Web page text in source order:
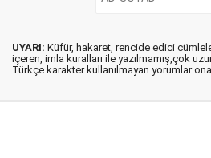
UYARI: Küfür, hakaret, rencide edici
içeren, imla kuralları ile yazılmamış,çok
Türkçe karakter kullanılmayan yorumlar